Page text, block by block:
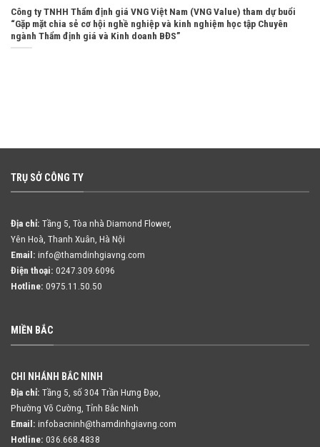
Công ty TNHH Thẩm định giá VNG Việt Nam (VNG Value) tham dự buổi
“Gặp mặt chia sẻ cơ hội nghề nghiệp và kinh nghiệm học tập Chuyên
ngành Thẩm định giá và Kinh doanh BĐS”
TRỤ SỞ CÔNG TY
Địa chỉ: Tầng 5, Tòa nhà Diamond Flower,
Yên Hoà, Thanh Xuân, Hà Nội
Email: info@thamdinhgiavng.com
Điện thoại: 0247.309.6096
Hotline: 0975.11.50.50
MIỀN BẮC
CHI NHÁNH BẮC NINH
Địa chỉ: Tầng 5, số 304 Trần Hưng Đạo,
Phường Võ Cường, Tỉnh Bắc Ninh
Email: infobacninh@thamdinhgiavng.com
Hotline: 036.668.4838